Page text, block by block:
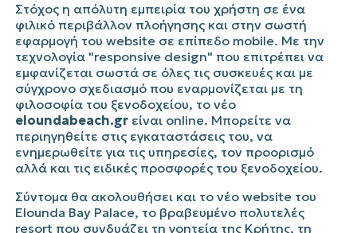
Στόχος η απόλυτη εμπειρία του χρήστη σε ένα
φιλικό περιβάλλον πλοήγησης και στην σωστή
εφαρμογή του website σε επίπεδο mobile. Με την
τεχνολογία "responsive design" που επιτρέπει να
εμφανίζεται σωστά σε όλες τις συσκευές και με
σύγχρονο σχεδιασμό που εναρμονίζεται με τη
φιλοσοφία του ξενοδοχείου, το νέο
eloundabeach.grείναι online. Μπορείτε να
περιηγηθείτε στις εγκαταστάσεις του, να
ενημερωθείτε για τις υπηρεσίες, τον προορισμό
αλλά και τις ειδικές προσφορές του ξενοδοχείου.
Σύντομα θα ακολουθήσει και το νέο website του
Elounda Bay Palace, το βραβευμένο πολυτελές
resort που συνδυάζει τη γοητεία της Κρήτης, τη